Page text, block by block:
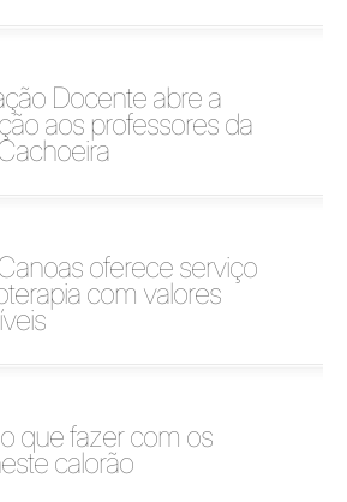
Docente abre a
aos professores da
oferece serviço
com valores
que fazer com os
calorão